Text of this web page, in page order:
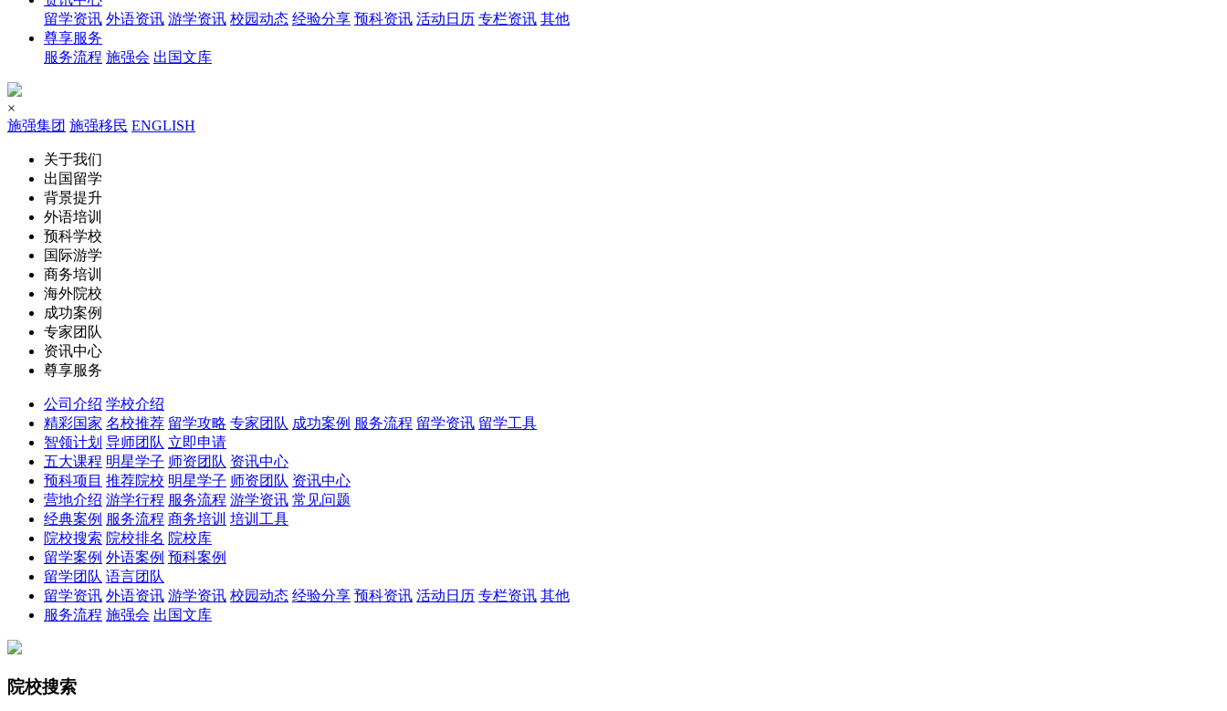
留学资讯 外语资讯 游学资讯 校园动态 经验分享 预科资讯 活动日历 专栏资讯 其他
尊享服务
服务流程 施强会 出国文库
×
施强集团 施强移民 ENGLISH
关于我们
出国留学
背景提升
外语培训
预科学校
国际游学
商务培训
海外院校
成功案例
专家团队
资讯中心
尊享服务
公司介绍 学校介绍
精彩国家 名校推荐 留学攻略 专家团队 成功案例 服务流程 留学资讯 留学工具
智领计划 导师团队 立即申请
五大课程 明星学子 师资团队 资讯中心
预科项目 推荐院校 明星学子 师资团队 资讯中心
营地介绍 游学行程 服务流程 游学资讯 常见问题
经典案例 服务流程 商务培训 培训工具
院校搜索 院校排名 院校库
留学案例 外语案例 预科案例
留学团队 语言团队
留学资讯 外语资讯 游学资讯 校园动态 经验分享 预科资讯 活动日历 专栏资讯 其他
服务流程 施强会 出国文库
院校搜索